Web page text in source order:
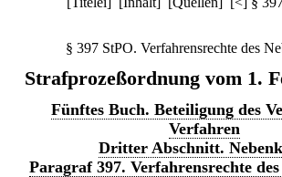
§ 397 StPO. Verfahrensrechte des
Strafprozeßordnung vom 1.
Fünftes Buch. Beteiligung des
Verfahren
Dritter Abschnitt.
Paragraf 397. Verfahrensrechte